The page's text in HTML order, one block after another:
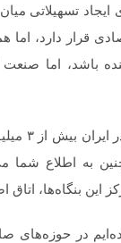
تسهیلاتی
قرار دارد،
باشد، اما
به اطلاع شما
بنگاه‌ها، اتاق
در حوزه‌های